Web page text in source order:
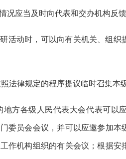
况应当及时向代表和交办机构反
活动时，可以向有关机关、组
法律规定的程序提议临时召集本
地方各级人民代表大会代表可以
委员会会议，并可以应邀参加
作机构组织的有关会议；根据